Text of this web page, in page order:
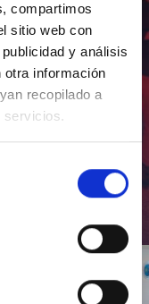
compartimos
sitio web con
y análisis
otra información
recopilado a
servicios.